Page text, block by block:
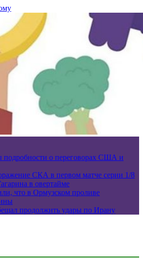
подробности о переговорах США и
СКА в первом матче серии 1/8
в овертайме
что в Ормузском проливе
продолжить удары по Ирану